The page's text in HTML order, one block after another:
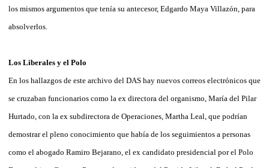
los mismos argumentos que tenía su antecesor, Edgardo Maya Villazón, para
absolverlos.
Los Liberales y el Polo
En los hallazgos de este archivo del DAS hay nuevos correos electrónicos que
se cruzaban funcionarios como la ex directora del organismo, María del Pilar
Hurtado, con la ex subdirectora de Operaciones, Martha Leal, que podrían
demostrar el pleno conocimiento que había de los seguimientos a personas
como el abogado Ramiro Bejarano, el ex candidato presidencial por el Polo